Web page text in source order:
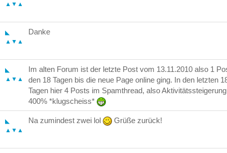
▲▼▲
◣
▲▼▲
Danke
◣
▲▼▲
Im alten Forum ist der letzte Post vom 13.11.2010 also 1
den 18 Tagen bis die neue Page online ging. In den letzten
Tagen hier 4 Posts im Spamthread, also
400% *klugscheiss*
◣
▲▼▲
Na zumindest zwei lol Grüße zurück!